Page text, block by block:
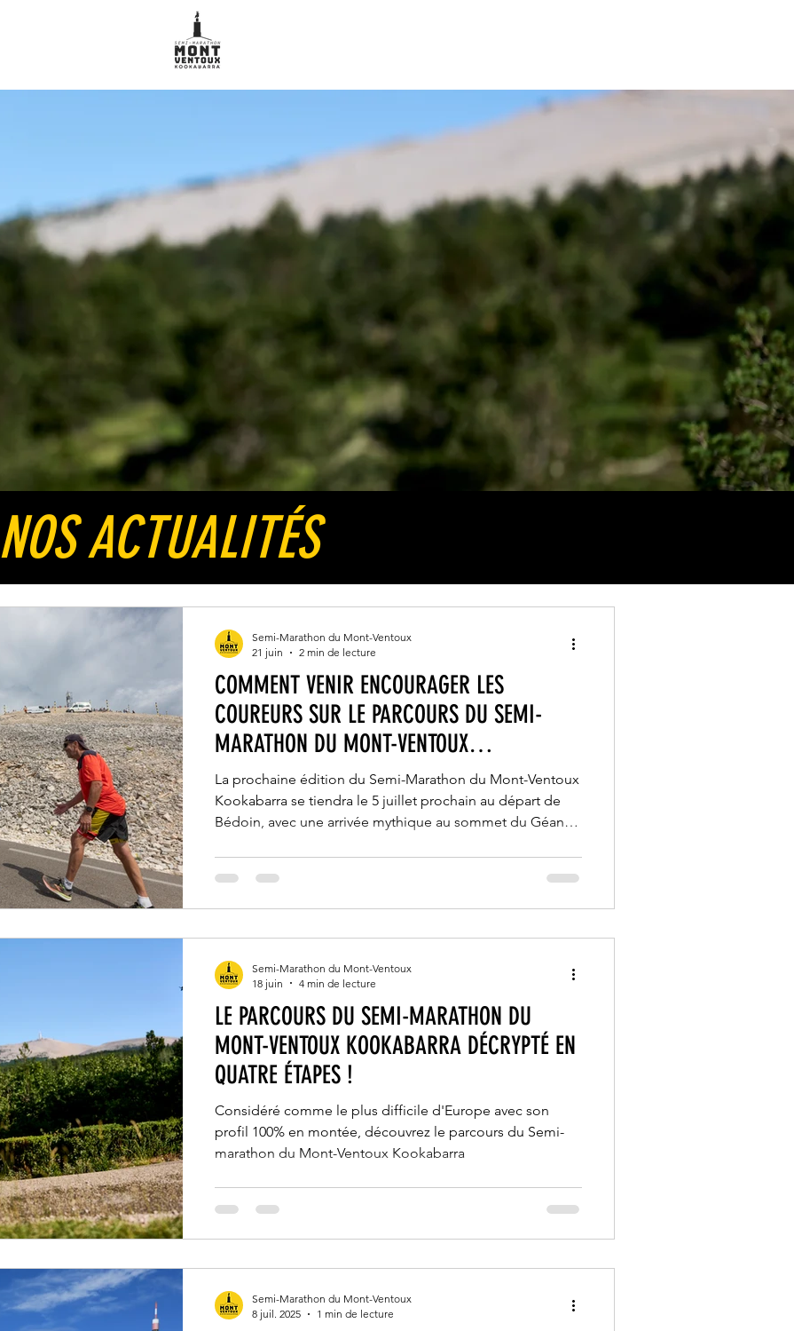
NOS ACTUALITÉS
COMMENT VENIR ENCOURAGER LES
COUREURS SUR LE PARCOURS DU SEMI-
MARATHON DU MONT-VENTOUX
KOOKABARRA ?
La prochaine édition du Semi-Marathon du Mont-Ventoux
Kookabarra se tiendra le 5 juillet prochain au départ de
Bédoin, avec une arrivée mythique au sommet du Géant
au semi-marathon le plus difficile d'Europe ? Découvrez
ci-dessous toutes les informations dont vous aurez besoin
Semi-Marathon du Mont-Ventoux
21 juin
2 min de lecture
LE PARCOURS DU SEMI-MARATHON DU
MONT-VENTOUX KOOKABARRA DÉCRYPTÉ EN
QUATRE ÉTAPES !
Considéré comme le plus difficile d'Europe avec son
profil 100% en montée, découvrez le parcours du Semi-
marathon du Mont-Ventoux Kookabarra
Semi-Marathon du Mont-Ventoux
18 juin
4 min de lecture
Semi-Marathon du Mont-Ventoux
8 juil. 2025
1 min de lecture